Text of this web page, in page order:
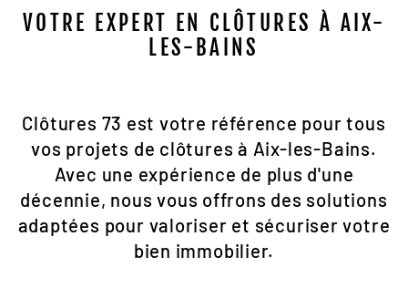
VOTRE EXPERT EN CLÔTURES À AIX-
LES-BAINS
Clôtures 73 est votre référence pour tous
vos projets de clôtures à Aix-les-Bains.
Avec une expérience de plus d'une
décennie, nous vous offrons des solutions
adaptées pour valoriser et sécuriser votre
bien immobilier.